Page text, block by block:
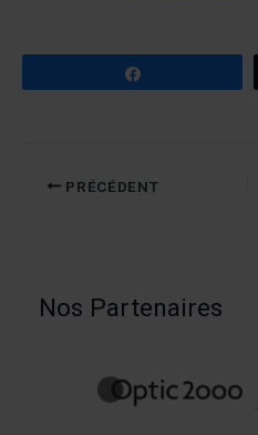
PRÉCÉDENT
Nos Partenaires